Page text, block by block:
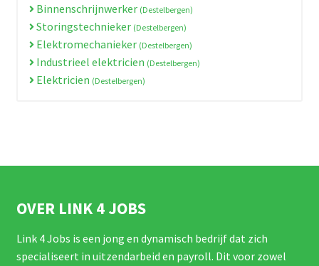
Binnenschrijnwerker (Destelbergen)
Storingstechnieker (Destelbergen)
Elektromechanieker (Destelbergen)
Industrieel elektricien (Destelbergen)
Elektricien (Destelbergen)
OVER LINK 4 JOBS
Link 4 Jobs is een jong en dynamisch bedrijf dat zich
specialiseert in uitzendarbeid en payroll. Dit voor zowel